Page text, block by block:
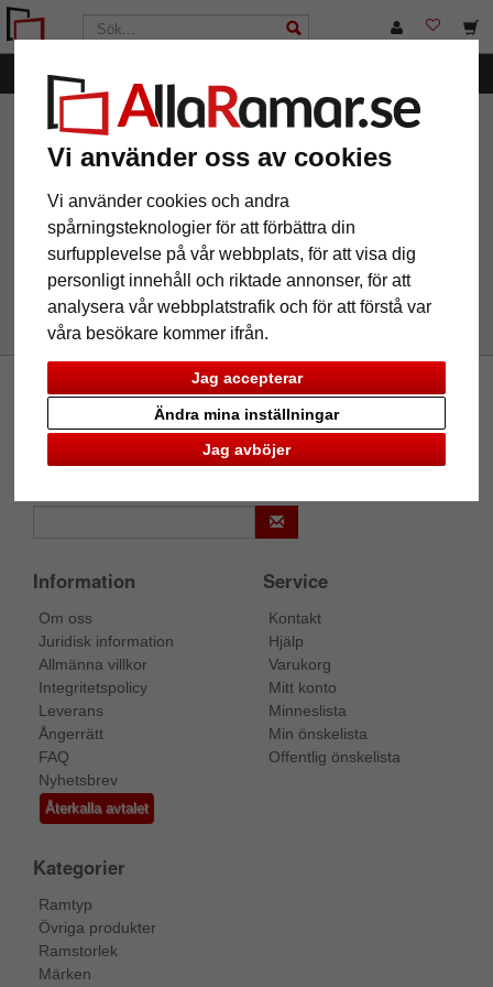
Vi använder oss av cookies
Vi använder cookies och andra
spårningsteknologier för att förbättra din
surfupplevelse på vår webbplats, för att visa dig
personligt innehåll och riktade annonser, för att
analysera vår webbplatstrafik och för att förstå var
våra besökare kommer ifrån.
Jag accepterar
Jag avböjer
Ändra mina inställningar
AllaRamar.se Märken Display
Filter: Ramtyp:
fotoramar av akryl
Återställ alla filter
Ramtyp: fotoramar av akryl
Om du vill ta del av vårt nyhetsbrev, vänligen skriv in din
Information
Om oss
Juridisk information
Allmänna villkor
Integritetspolicy
Leverans
Ångerrätt
FAQ
Nyhetsbrev
Återkalla avtalet
Service
Kontakt
Hjälp
Varukorg
Mitt konto
Minneslista
Min önskelista
Offentlig önskelista
Kategorier
Ramtyp
Övriga produkter
Ramstorlek
Märken